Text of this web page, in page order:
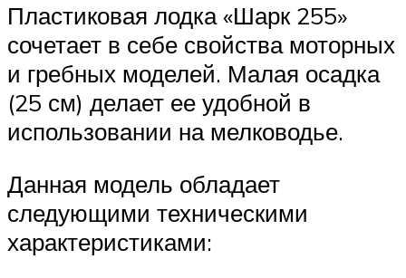
Пластиковая лодка «Шарк 255»
сочетает в себе свойства моторных
и гребных моделей. Малая осадка
(25 см) делает ее удобной в
использовании на мелководье.
Данная модель обладает
следующими техническими
характеристиками: